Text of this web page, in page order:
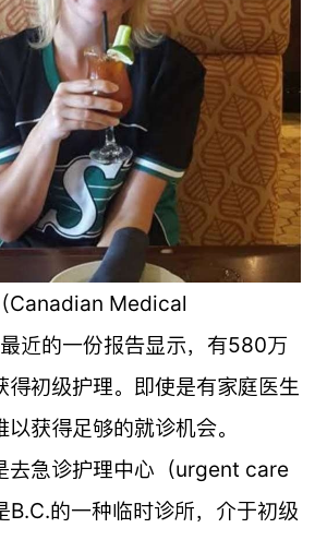
Canadian Medical
近的一份报告显示，有580万
得初级护理。即使是有家庭医生
获得足够的就诊机会。
去急诊护理中心（urgent care
的一种临时诊所，介于初级